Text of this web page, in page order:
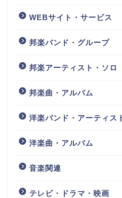
WEBサイト・サービス
邦楽バンド・グループ
邦楽アーティスト・ソロ
邦楽曲・アルバム
洋楽バンド・アーティス
洋楽曲・アルバム
音楽関連
テレビ・ドラマ・映画